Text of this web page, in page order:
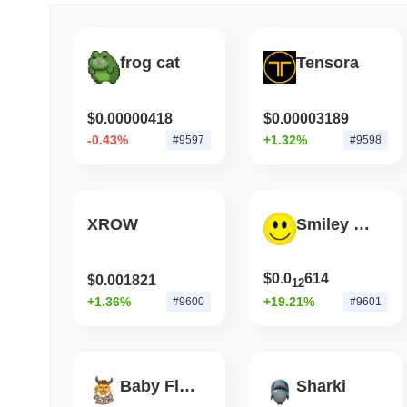
frog cat
$0.00000418
-0.43% #9597
Tensora
$0.00003189
+1.32% #9598
XROW
$0.001821
+1.36% #9600
Smiley Coin
$0.012614
+19.21% #9601
Baby Floki Billionaire Sharki